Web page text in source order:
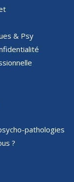
& Psy
pathologies
?